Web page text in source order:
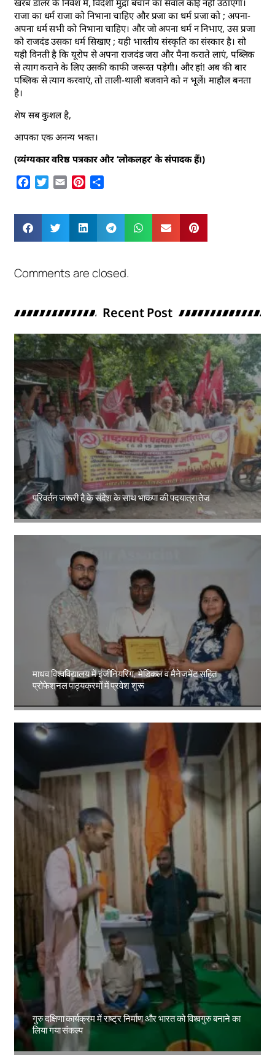
खरब डालर के निवेश में, विदेशी मुद्रा बचाने का सवाल कोई नहीं उठाएगा।
राजा का धर्म राजा को निभाना चाहिए और प्रजा का धर्म प्रजा को ; अपना-
अपना धर्म सभी को निभाना चाहिए। और जो अपना धर्म न निभाए, उस प्रजा
को राजदंड उसका धर्म सिखाए ; यही भारतीय संस्कृति का संस्कार है। सो
यही विनती है कि यूरोप से अपना राजदंड जरा और पैना कराते लाएं, पब्लिक
से त्याग कराने के लिए उसकी काफी जरूरत पड़ेगी। और हां! अब की बार
पब्लिक से त्याग करवाएं, तो ताली-थाली बजवाने को न भूलें। माहौल बनता
है।
शेष सब कुशल है,
आपका एक अनन्य भक्त।
(व्यंग्यकार वरिष्ठ पत्रकार और ‘लोकलहर’ के संपादक हैं।)
Facebook
Twitter
Email Pinterest
Comments are closed.
Recent Post
परिवर्तन जरूरी है के संदेश के साथ भाकपा की पदयात्रा तेज
Amit Lekh
माधव विश्वविद्यालय में इंजीनियरिंग, मेडिकल व मैनेजमेंट सहित
प्रोफेशनल पाठ्यक्रमों में प्रवेश शुरू
Amit Lekh
गुरु दक्षिणा कार्यक्रम में राष्ट्र निर्माण और भारत को विश्वगुरु बनाने का
लिया गया संकल्प